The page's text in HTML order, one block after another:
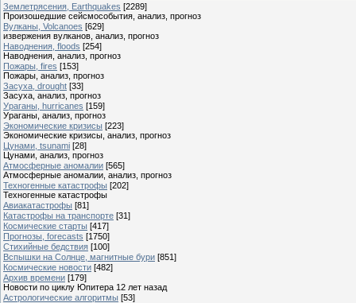
Землетрясения, Earthquakes [2289]
Произошедшие сейсмособытия, анализ, прогноз
Вулканы, Volcanoes [629]
извержения вулканов, анализ, прогноз
Наводнения, floods [254]
Наводнения, анализ, прогноз
Пожары, fires [153]
Пожары, анализ, прогноз
Засуха, drought [33]
Засуха, анализ, прогноз
Ураганы, hurricanes [159]
Ураганы, анализ, прогноз
Экономические кризисы [223]
Экономические кризисы, анализ, прогноз
Цунами, tsunami [28]
Цунами, анализ, прогноз
Атмосферные аномалии [565]
Атмосферные аномалии, анализ, прогноз
Техногенные катастрофы [202]
Техногенные катастрофы
Авиакатастрофы [81]
Катастрофы на транспорте [31]
Космические старты [417]
Прогнозы, forecasts [1750]
Стихийные бедствия [100]
Вспышки на Солнце, магнитные бури [851]
Космические новости [482]
Архив времени [179]
Новости по циклу Юпитера 12 лет назад
Астрологические алгоритмы [53]